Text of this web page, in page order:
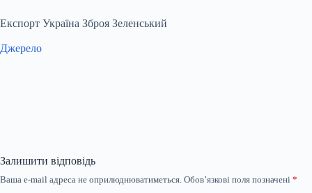
Експорт Україна Зброя Зеленський
Джерело
Залишити відповідь
Ваша e-mail адреса не оприлюднюватиметься. Обов’язкові поля позначені *